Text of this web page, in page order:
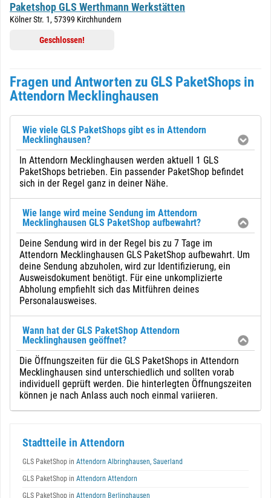
Paketshop GLS Werthmann Werkstätten
Kölner Str. 1, 57399 Kirchhundern
Geschlossen!
Fragen und Antworten zu GLS PaketShops in
Attendorn Mecklinghausen
Wie viele GLS PaketShops gibt es in Attendorn
Mecklinghausen?
In Attendorn Mecklinghausen werden aktuell 1 GLS
PaketShops betrieben. Ein passender PaketShop befindet
sich in der Regel ganz in deiner Nähe.
Wie lange wird meine Sendung im Attendorn
Mecklinghausen GLS PaketShop aufbewahrt?
Deine Sendung wird in der Regel bis zu 7 Tage im
Attendorn Mecklinghausen GLS PaketShop aufbewahrt. Um
deine Sendung abzuholen, wird zur Identifizierung, ein
Ausweisdokument benötigt. Für eine unkomplizierte
Abholung empfiehlt sich das Mitführen deines
Personalausweises.
Wann hat der GLS PaketShop Attendorn
Mecklinghausen geöffnet?
Die Öffnungszeiten für die GLS PaketShops in Attendorn
Mecklinghausen sind unterschiedlich und sollten vorab
individuell geprüft werden. Die hinterlegten Öffnungszeiten
können je nach Anlass auch noch einmal variieren.
Stadtteile in Attendorn
GLS PaketShop in Attendorn Albringhausen, Sauerland
GLS PaketShop in Attendorn Attendorn
GLS PaketShop in Attendorn Berlinghausen